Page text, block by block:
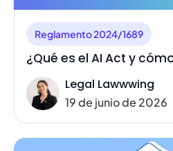
Reglamento 2024/1689
¿Qué es el AI Act y
Legal Lawwwing
19 de junio de 2026